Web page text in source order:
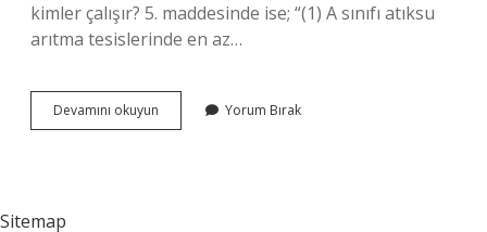
kimler çalışır? 5. maddesinde ise; “(1) A sınıfı atıksu
arıtma tesislerinde en az…
Devamını okuyun
Su
Yorum Bırak
Sitemap